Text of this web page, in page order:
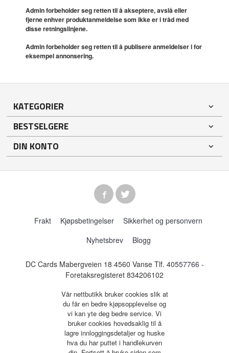
Admin forbeholder seg retten til å akseptere, avslå eller
fjerne enhver produktanmeldelse som ikke er i tråd med
disse retningslinjene.
Admin forbeholder seg retten til å publisere anmeldelser i for
eksempel annonsering.
KATEGORIER
BESTSELGERE
DIN KONTO
Frakt Kjøpsbetingelser
Sikkerhet og personvern
Nyhetsbrev
Blogg
DC Cards Mabergveien 18 4560 Vanse Tlf. 40557766 -
Foretaksregisteret 834206102
Vår nettbutikk bruker cookies slik at
du får en bedre kjøpsopplevelse og
vi kan yte deg bedre service. Vi
bruker cookies hovedsaklig til å
lagre innloggingsdetaljer og huske
hva du har puttet i handlekurven